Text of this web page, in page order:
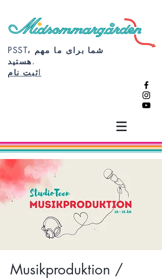
PSST، شما برای ما مهم
هستید.
ثبت نام!
Musikproduktion /